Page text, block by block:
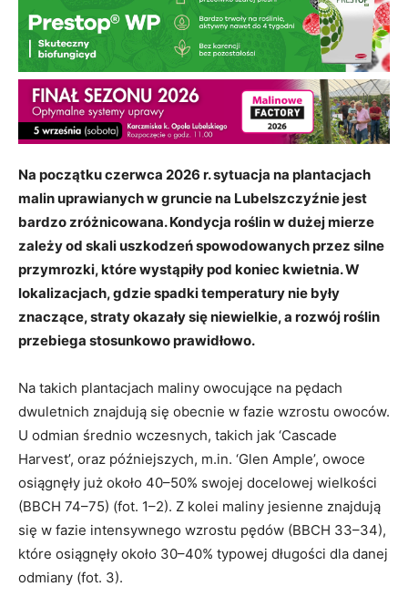
Na początku czerwca 2026 r. sytuacja na plantacjach
malin uprawianych w gruncie na Lubelszczyźnie jest
bardzo zróżnicowana. Kondycja roślin w dużej mierze
zależy od skali uszkodzeń spowodowanych przez silne
przymrozki, które wystąpiły pod koniec kwietnia. W
lokalizacjach, gdzie spadki temperatury nie były
znaczące, straty okazały się niewielkie, a rozwój roślin
przebiega stosunkowo prawidłowo.
Na takich plantacjach maliny owocujące na pędach
dwuletnich znajdują się obecnie w fazie wzrostu owoców.
U odmian średnio wczesnych, takich jak ‘Cascade
Harvest’, oraz późniejszych, m.in. ‘Glen Ample’, owoce
osiągnęły już około 40–50% swojej docelowej wielkości
(BBCH 74–75) (fot. 1–2). Z kolei maliny jesienne znajdują
się w fazie intensywnego wzrostu pędów (BBCH 33–34),
które osiągnęły około 30–40% typowej długości dla danej
odmiany (fot. 3).